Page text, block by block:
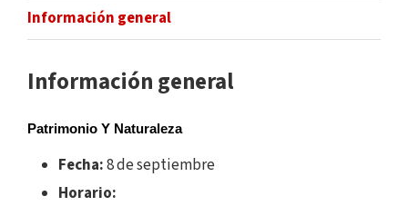
Información general
Información general
Patrimonio Y Naturaleza
Fecha:8 de septiembre
Horario: